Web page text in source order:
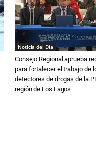
Noticia del Día
Consejo Regional aprueba
para fortalecer el trabajo de
detectores de drogas de la
región de Los Lagos